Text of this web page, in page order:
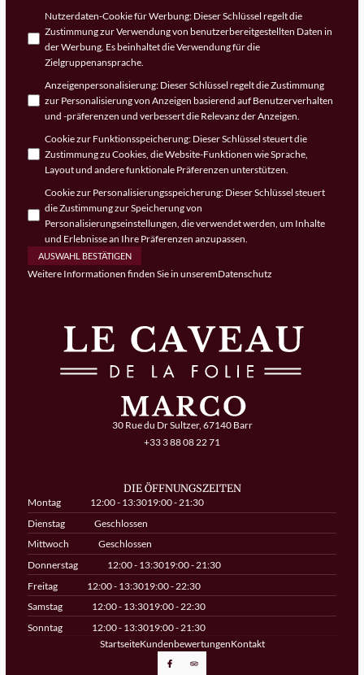
Nutzerdaten-Cookie für Werbung: Dieser Schlüssel regelt die
Zustimmung zur Verwendung von benutzerbereitgestellten Daten in
der Werbung. Es beinhaltet die Verwendung für die
Zielgruppenansprache.
Anzeigenpersonalisierung: Dieser Schlüssel regelt die Zustimmung
zur Personalisierung von Anzeigen basierend auf Benutzerverhalten
und -präferenzen und verbessert die Relevanz der Anzeigen.
Cookie zur Funktionsspeicherung: Dieser Schlüssel steuert die
Zustimmung zu Cookies, die Website-Funktionen wie Sprache,
Layout und andere funktionale Präferenzen unterstützen.
Cookie zur Personalisierungsspeicherung: Dieser Schlüssel steuert
die Zustimmung zur Speicherung von
Personalisierungseinstellungen, die verwendet werden, um Inhalte
und Erlebnisse an Ihre Präferenzen anzupassen.
AUSWAHL BESTÄTIGEN
Weitere Informationen finden Sie in unseremDatenschutz
30 Rue du Dr Sultzer, 67140 Barr
+33 3 88 08 22 71
DIE ÖFFNUNGSZEITEN
Montag 12:00 - 13:3019:00 - 21:30
Dienstag
Geschlossen
Mittwoch
Geschlossen
Donnerstag
12:00 - 13:3019:00 - 21:30
Freitag
12:00 - 13:3019:00 - 22:30
Samstag
12:00 - 13:3019:00 - 22:30
Sonntag
12:00 - 13:3019:00 - 21:30
StartseiteKundenbewertungenKontakt